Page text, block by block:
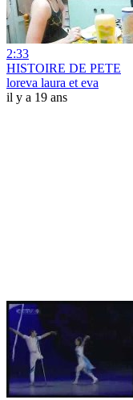
2:33
HISTOIRE DE PETE
loreva laura et eva
il y a 19 ans